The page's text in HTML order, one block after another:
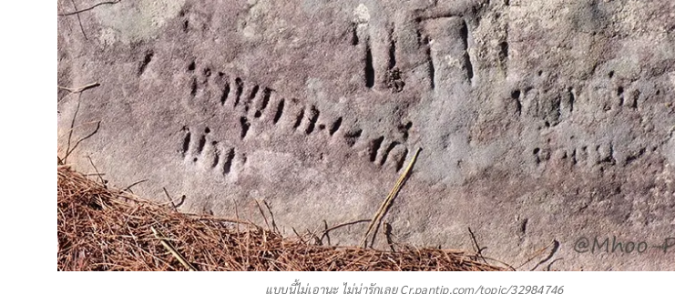
แบบนี้ไม่เอานะ ไม่น่ารักเลย Cr.pantip.com/topic/32984746